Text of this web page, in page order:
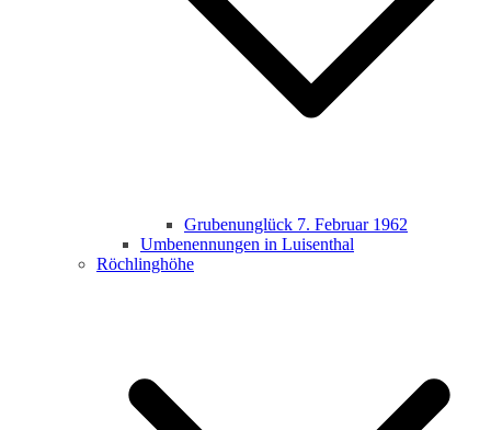
Grubenunglück 7. Februar 1962
Umbenennungen in Luisenthal
Röchlinghöhe